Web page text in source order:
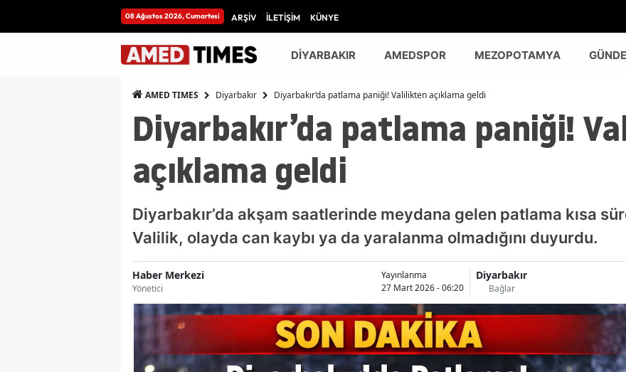
08 Ağustos 2026, Cumartesi ARŞİV İLETİŞİM KÜNYE
DİYARBAKIR AMEDSPOR MEZOPOTAMYA
AMED TIMES Diyarbakır Diyarbakır’da patlama paniği! Valilikten açıklama geldi
Diyarbakır’da patlama paniği!
açıklama geldi
Diyarbakır’da akşam saatlerinde meydana gelen patlama kısa
Valilik, olayda can kaybı ya da yaralanma olmadığını duyurdu.
Haber Merkezi
Yönetici
Yayınlanma
27 Mart 2026 - 06:20
Diyarbakır
Bağlar